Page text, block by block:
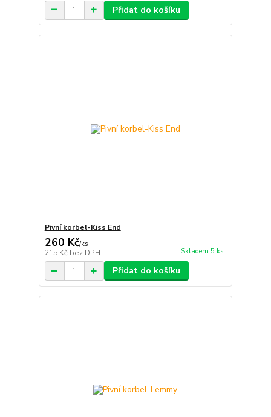
Přidat do košíku
Pivní korbel-Kiss End
260 Kč/ks
215 Kč bez DPH Skladem 5 ks
Přidat do košíku